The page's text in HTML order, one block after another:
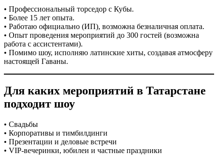
• Профессиональный торседор с Кубы.
• Более 15 лет опыта.
• Работаю официально (ИП), возможна безналичная оплата.
• Опыт проведения мероприятий до 300 гостей (возможна
работа с ассистентами).
• Помимо шоу, исполняю латинские хиты, создавая атмосферу
настоящей Гаваны.
Для каких мероприятий в Татарстане
подходит шоу
• Свадьбы
• Корпоративы и тимбилдинги
• Презентации и деловые встречи
• VIP-вечеринки, юбилеи и частные праздники